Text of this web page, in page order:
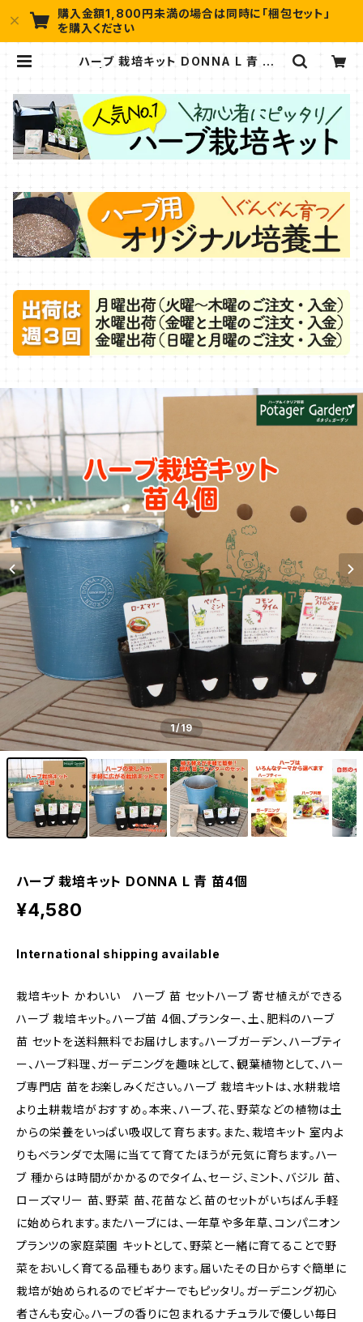
購入金額1,800円未満の場合は同時に「梱包セット」
を購入ください
ハーブ 栽培キット DONNA L 青 苗4
1/19
ハーブ 栽培キット DONNA L 青 苗4個
¥4,580
International shipping available
栽培キット かわいい ハーブ 苗 セットハーブ 寄せ植えができる
ハーブ 栽培キット。ハーブ苗 4個、プランター、土、肥料のハーブ
苗 セットを送料無料でお届けします。ハーブガーデン、ハーブティ
ー、ハーブ料理、ガーデニングを趣味として、観葉植物として、ハー
ブ専門店 苗をお楽しみください。ハーブ 栽培キットは、水耕栽培
より土耕栽培がおすすめ。本来、ハーブ、花、野菜などの植物は土
からの栄養をいっぱい吸収して育ちます。また、栽培キット 室内よ
りもベランダで太陽に当てて育てたほうが元気に育ちます。ハー
ブ 種からは時間がかかるのでタイム、セージ、ミント、バジル 苗、
ローズマリー 苗、野菜 苗、花苗など、苗のセットがいちばん手軽
に始められます。またハーブには、一年草や多年草、コンパニオン
プランツの家庭菜園 キットとして、野菜と一緒に育てることで野
菜をおいしく育てる品種もあります。届いたその日からすぐ簡単に
栽培が始められるのでビギナーでもピッタリ。ガーデニング初心
者さんも安心。ハーブの香りに包まれるナチュラルで優しい毎日